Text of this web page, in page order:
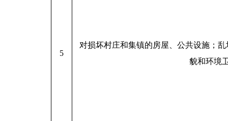
5
对损坏村庄和集镇的房屋、公共设施；
貌和环境